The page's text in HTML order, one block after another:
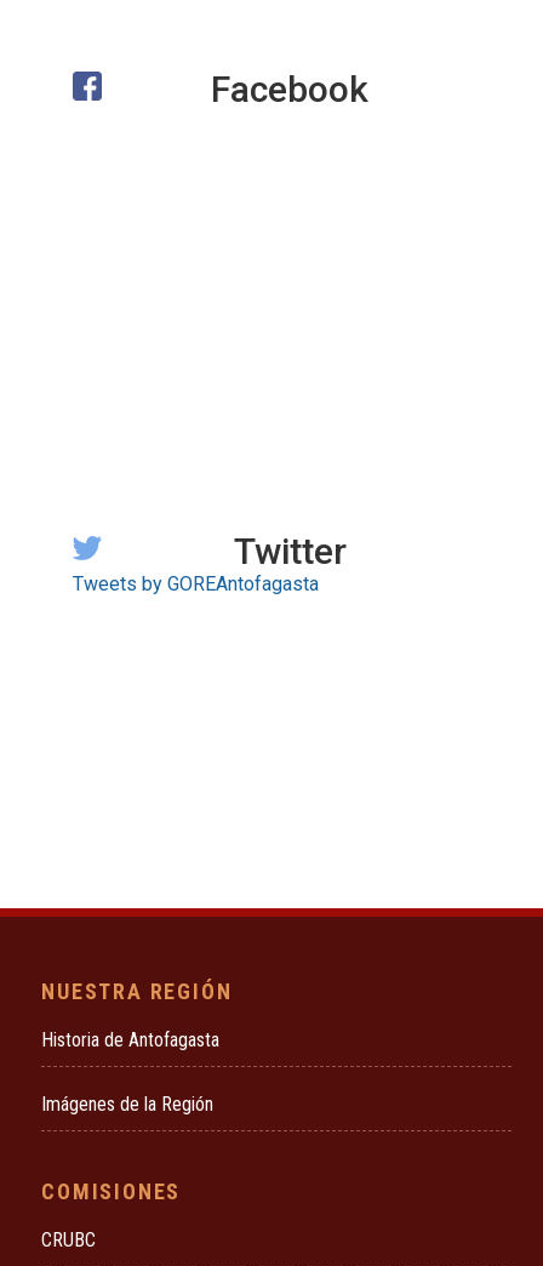
Facebook
Twitter
Tweets by GOREAntofagasta
NUESTRA REGIÓN
Historia de Antofagasta
Imágenes de la Región
COMISIONES
CRUBC